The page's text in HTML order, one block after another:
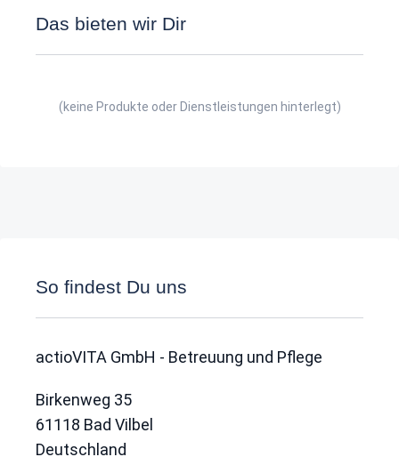
Das bieten wir Dir
(keine Produkte oder Dienstleistungen hinterlegt)
So findest Du uns
actioVITA GmbH - Betreuung und Pflege
Birkenweg 35
61118 Bad Vilbel
Deutschland